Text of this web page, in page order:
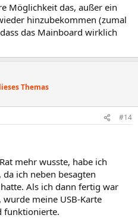
Möglichkeit das, außer ein
hinzubekommen (zumal
das Mainboard wirklich
Themas
#14
mehr wusste, habe ich
ich neben besagten
Als ich dann fertig war
meine USB-Karte
funktionierte.